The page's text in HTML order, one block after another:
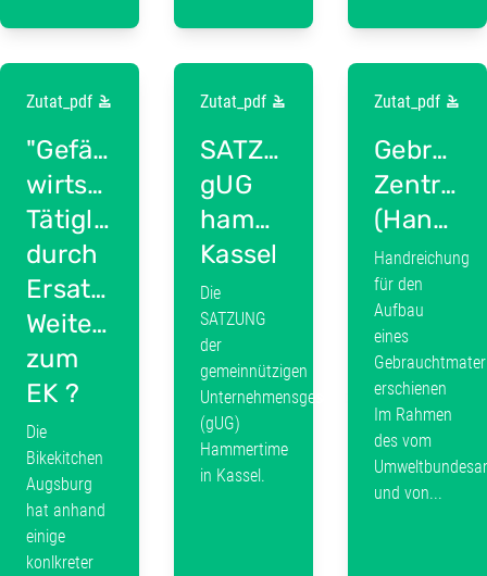
Zutat_pdf
"Gefährliche"
wirtschaftliche
Tätiglkeit
durch
Ersatzteil-
Weitergabe
zum
EK ?
Die
Bikekitchen
Augsburg
hat anhand
einige
konlkreter
Zutat_pdf
SATZUNG
gUG
hammertime
Kassel
Die
SATZUNG
der
gemeinnützigen
Unternehmensgesellschaft
(gUG)
Hammertime
in Kassel.
Zutat_pdf
Zentrum
(Handreichung)
Handreichung
für den
Aufbau
eines
erschienen
Im Rahmen
des vom
und von...